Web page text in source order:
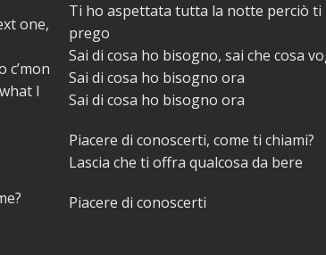
one,
c’mon
I
Ti ho aspettata tutta la notte perciò ti
prego
Sai di cosa ho bisogno, sai che cosa
Sai di cosa ho bisogno ora
Sai di cosa ho bisogno ora
Piacere di conoscerti, come ti chiami?
Lascia che ti offra qualcosa da bere
Piacere di conoscerti